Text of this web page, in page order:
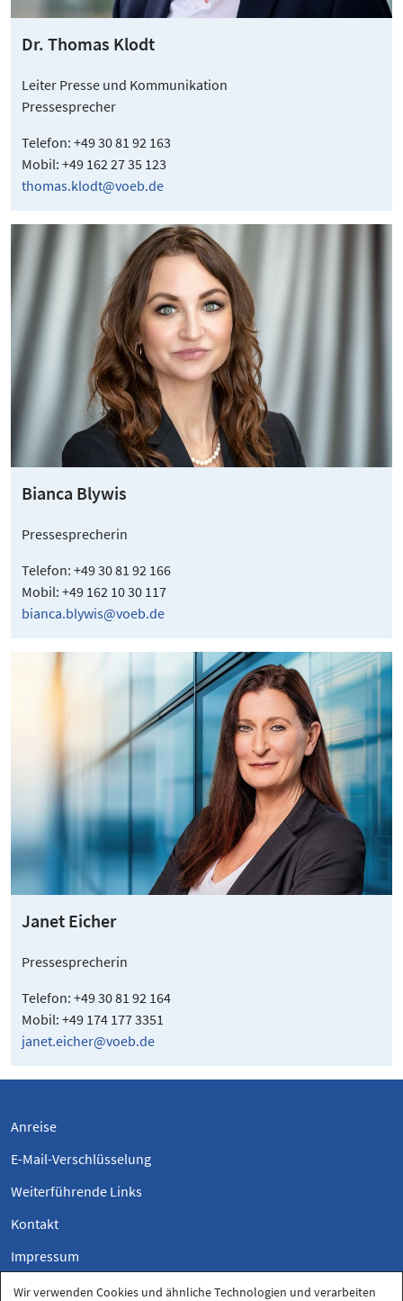
Dr. Thomas Klodt
Leiter Presse und Kommunikation
Pressesprecher
Telefon: +49 30 81 92 163
Mobil: +49 162 27 35 123
thomas.klodt@voeb.de
Bianca Blywis
Pressesprecherin
Telefon: +49 30 81 92 166
Mobil: +49 162 10 30 117
bianca.blywis@voeb.de
Janet Eicher
Pressesprecherin
Telefon: +49 30 81 92 164
Mobil: +49 174 177 3351
janet.eicher@voeb.de
Anreise
E-Mail-Verschlüsselung
Weiterführende Links
Kontakt
Impressum
Datenschutzerklärung
Wir verwenden Cookies und ähnliche Technologien und verarbeiten